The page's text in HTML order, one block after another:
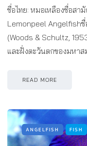
ชื่อไทย: หมอเหลืองชื่อสา
Lemonpeel Angelfish
(Woods & Schultz,
และฝั่งตะวันตกของมหาส
READ MORE
ANGELFISH FISH